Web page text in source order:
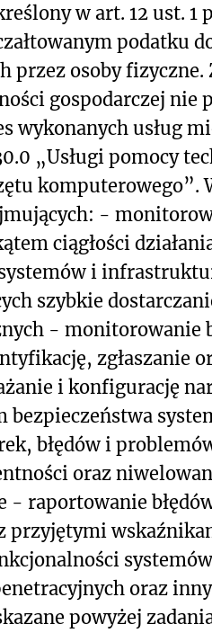
w art. 12 ust. 1
podatku
przez osoby fizyczne.
gospodarczej
wykonanych usług
„Usługi pomocy
komputerowego”.
-
ciągłości
i
szybkie
- monitorowanie
zgłaszanie
i konfigurację
bezpieczeństwa
błędów i
oraz
- raportowanie
przyjętymi
oraz
powyżej